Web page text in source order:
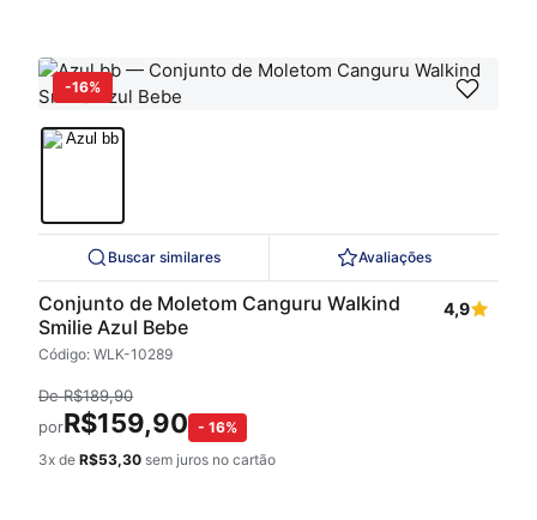
-16%
Buscar similares Avaliações
Conjunto de Moletom Canguru Walkind
Smilie Azul Bebe
Código: WLK-10289
4,9
DeR$189,90
porR$159,90 - 16%
3x de R$53,30 sem juros no cartão